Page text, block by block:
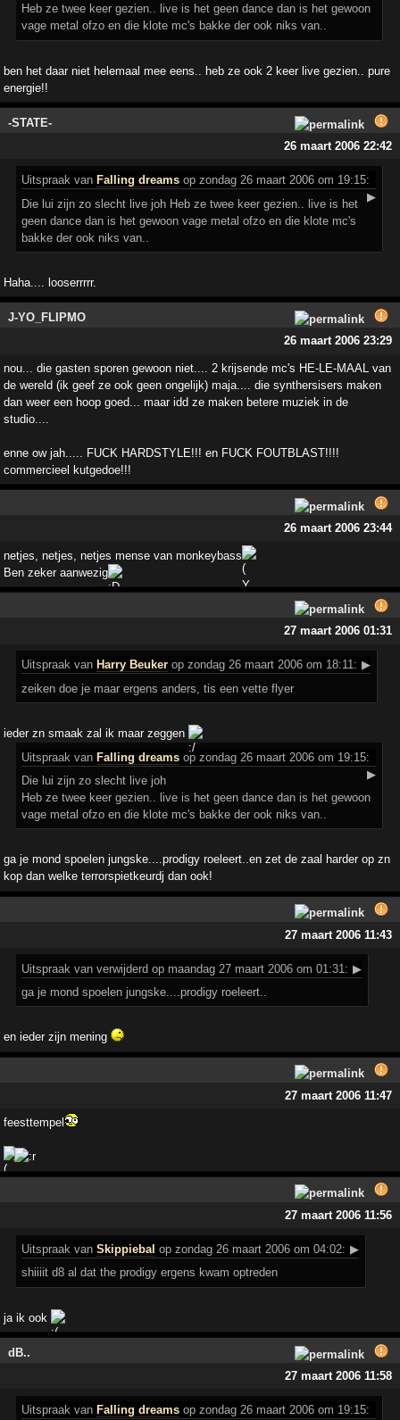
Heb ze twee keer gezien.. live is het geen dance dan is het gewoon
vage metal ofzo en die klote mc's bakke der ook niks van..
ben het daar niet helemaal mee eens.. heb ze ook 2 keer live gezien.. pure
energie!!
-STATE-
26 maart 2006 22:42
Uitspraak van Falling dreams op zondag 26 maart 2006 om 19:15:
▶
Die lui zijn zo slecht live joh Heb ze twee keer gezien.. live is het
geen dance dan is het gewoon vage metal ofzo en die klote mc's
bakke der ook niks van..
Haha.... looserrrrr.
J-YO_FLIPMO
26 maart 2006 23:29
nou... die gasten sporen gewoon niet.... 2 krijsende mc's HE-LE-MAAL van
de wereld (ik geef ze ook geen ongelijk) maja.... die synthersisers maken
dan weer een hoop goed... maar idd ze maken betere muziek in de
studio....
enne ow jah..... FUCK HARDSTYLE!!! en FUCK FOUTBLAST!!!!
commercieel kutgedoe!!!
26 maart 2006 23:44
netjes, netjes, netjes mense van monkeybass
Ben zeker aanwezig
27 maart 2006 01:31
Uitspraak van Harry Beuker op zondag 26 maart 2006 om 18:11: ▶
zeiken doe je maar ergens anders, tis een vette flyer
ieder zn smaak zal ik maar zeggen
Uitspraak vanFalling dreams op zondag 26 maart 2006 om 19:15:
▶
Die lui zijn zo slecht live joh
Heb ze twee keer gezien.. live is het geen dance dan is het gewoon
vage metal ofzo en die klote mc's bakke der ook niks van..
ga je mond spoelen jungske....prodigy roeleert..en zet de zaal harder op zn
kop dan welke terrorspietkeurdj dan ook!
27 maart 2006 11:43
Uitspraak van verwijderd op maandag 27 maart 2006 om 01:31: ▶
ga je mond spoelen jungske....prodigy roeleert..
en ieder zijn mening
27 maart 2006 11:47
feesttempel
27 maart 2006 11:56
Uitspraak vanSkippiebal op zondag 26 maart 2006 om 04:02: ▶
shiiiit d8 al dat the prodigy ergens kwam optreden
ja ik ook
dB..
27 maart 2006 11:58
Uitspraak van Falling dreams op zondag 26 maart 2006 om 19:15: